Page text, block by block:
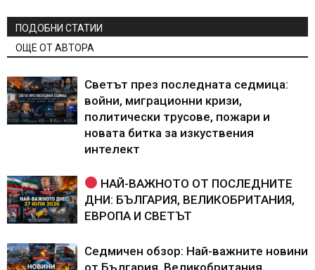
ПОДОБНИ СТАТИИ
ОЩЕ ОТ АВТОРА
Светът през последната седмица:
войни, миграционни кризи,
политически трусове, пожари и
новата битка за изкуствения
интелект
НАЙ-ВАЖНОТО ОТ ПОСЛЕДНИТЕ
ДНИ: БЪЛГАРИЯ, ВЕЛИКОБРИТАНИЯ,
ЕВРОПА И СВЕТЪТ
Седмичен обзор: Най-важните новини
от България, Великобритания,